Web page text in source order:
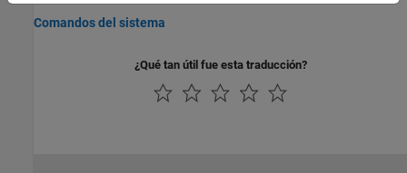
Comandos del sistema
¿Qué tan útil fue esta traducción?